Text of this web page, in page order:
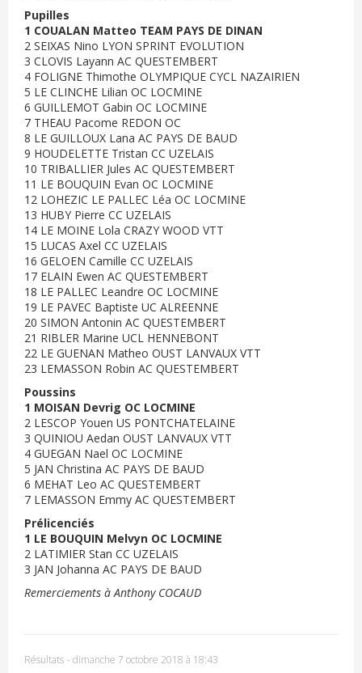
Pupilles
1 COUALAN Matteo TEAM PAYS DE DINAN
2 SEIXAS Nino LYON SPRINT EVOLUTION
3 CLOVIS Layann AC QUESTEMBERT
4 FOLIGNE Thimothe OLYMPIQUE CYCL NAZAIRIEN
5 LE CLINCHE Lilian OC LOCMINE
6 GUILLEMOT Gabin OC LOCMINE
7 THEAU Pacome REDON OC
8 LE GUILLOUX Lana AC PAYS DE BAUD
9 HOUDELETTE Tristan CC UZELAIS
10 TRIBALLIER Jules AC QUESTEMBERT
11 LE BOUQUIN Evan OC LOCMINE
12 LOHEZIC LE PALLEC Léa OC LOCMINE
13 HUBY Pierre CC UZELAIS
14 LE MOINE Lola CRAZY WOOD VTT
15 LUCAS Axel CC UZELAIS
16 GELOEN Camille CC UZELAIS
17 ELAIN Ewen AC QUESTEMBERT
18 LE PALLEC Leandre OC LOCMINE
19 LE PAVEC Baptiste UC ALREENNE
20 SIMON Antonin AC QUESTEMBERT
21 RIBLER Marine UCL HENNEBONT
22 LE GUENAN Matheo OUST LANVAUX VTT
23 LEMASSON Robin AC QUESTEMBERT
Poussins
1 MOISAN Devrig OC LOCMINE
2 LESCOP Youen US PONTCHATELAINE
3 QUINIOU Aedan OUST LANVAUX VTT
4 GUEGAN Nael OC LOCMINE
5 JAN Christina AC PAYS DE BAUD
6 MEHAT Leo AC QUESTEMBERT
7 LEMASSON Emmy AC QUESTEMBERT
Prélicenciés
1 LE BOUQUIN Melvyn OC LOCMINE
2 LATIMIER Stan CC UZELAIS
3 JAN Johanna AC PAYS DE BAUD
Remerciements à Anthony COCAUD
Résultats - dimanche 7 octobre 2018 à 18:43